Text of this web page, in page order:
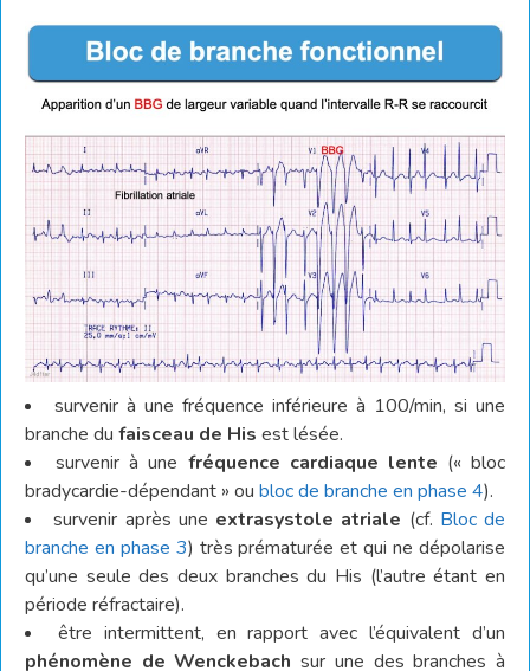
survenir à une fréquence inférieure à 100/min, si une
branche du faisceau de His est lésée.
survenir à une fréquence cardiaque lente (« bloc
bradycardie-dépendant » ou bloc de branche en phase 4).
survenir après une extrasystole atriale (cf. Bloc de
branche en phase 3) très prématurée et qui ne dépolarise
qu’une seule des deux branches du His (l’autre étant en
période réfractaire).
être intermittent, en rapport avec l’équivalent d’un
phénomène de Wenckebach sur une des branches à